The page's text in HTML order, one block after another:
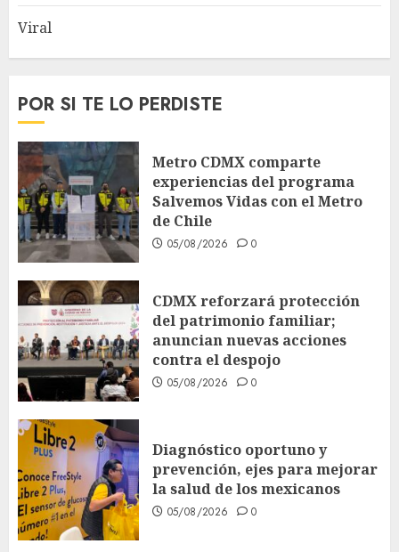
Viral
POR SI TE LO PERDISTE
Metro CDMX comparte
experiencias del programa
Salvemos Vidas con el Metro
de Chile
05/08/2026 0
CDMX reforzará protección
del patrimonio familiar;
anuncian nuevas acciones
contra el despojo
05/08/2026 0
Diagnóstico oportuno y
prevención, ejes para mejorar
la salud de los mexicanos
05/08/2026 0